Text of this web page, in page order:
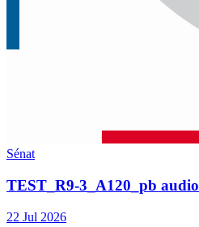
Sénat
TEST_R9-3_A120_pb audio
22 Jul 2026